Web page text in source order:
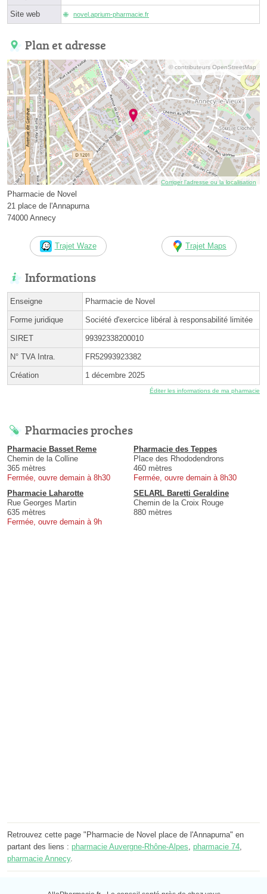
Site web novel.aprium-pharmacie.fr
Plan et adresse
© contributeurs OpenStreetMap
Corriger l’adresse ou la localisation
Pharmacie de Novel
21 place de l'Annapurna
74000 Annecy
Trajet Waze Trajet Maps
Informations
Enseigne Pharmacie de Novel
Forme juridique Société d'exercice libéral à responsabilité limitée
SIRET 99392338200010
N° TVA Intra. FR52993923382
Création 1 décembre 2025
Éditer les informations de ma pharmacie
Pharmacies proches
Pharmacie Basset Reme
Chemin de la Colline
365 mètres
Fermée, ouvre demain à 8h30
Pharmacie des Teppes
Place des Rhododendrons
460 mètres
Fermée, ouvre demain à 8h30
Pharmacie Laharotte
Rue Georges Martin
635 mètres
Fermée, ouvre demain à 9h
SELARL Baretti Geraldine
Chemin de la Croix Rouge
880 mètres
Retrouvez cette page "Pharmacie de Novel place de l'Annapurna" en
partant des liens : pharmacie Auvergne-Rhône-Alpes, pharmacie 74,
pharmacie Annecy.